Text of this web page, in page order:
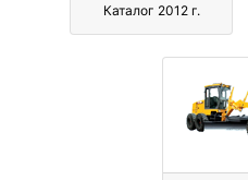
Каталог 2012 г.